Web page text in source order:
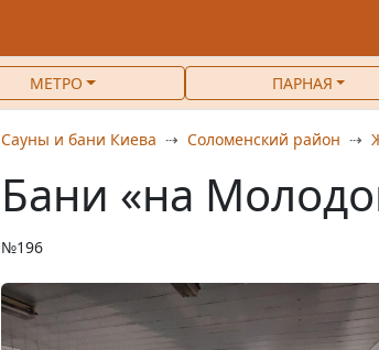
МЕТРО ПАРНАЯ
Сауны и бани Киева Соломенский район
Бани «на
№196